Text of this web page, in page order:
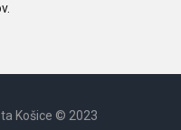
Košice © 2023